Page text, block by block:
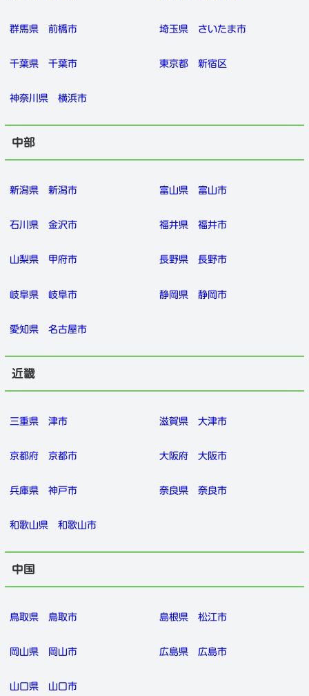
群馬県 前橋市 埼玉県 さいたま市
千葉県 千葉市 東京都 新宿区
神奈川県 横浜市
中部
新潟県 新潟市 富山県 富山市
石川県 金沢市 福井県 福井市
山梨県 甲府市 長野県 長野市
岐阜県 岐阜市 静岡県 静岡市
愛知県 名古屋市
近畿
三重県 津市 滋賀県 大津市
京都府 京都市 大阪府 大阪市
兵庫県 神戸市 奈良県 奈良市
和歌山県 和歌山市
中国
鳥取県 鳥取市 島根県 松江市
岡山県 岡山市 広島県 広島市
山口県 山口市